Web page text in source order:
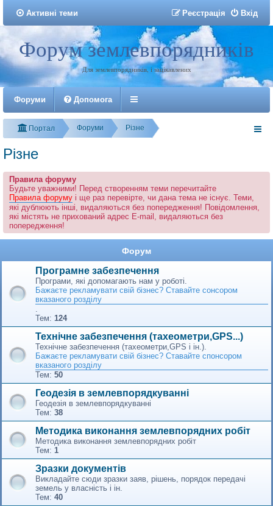
Активні теми Вхід
Реєстрація
Реєстрація
Форум землевпорядників
Для землевпорядників, і зацікавлених
Форуми Допомога
Портал Форуми Різне
Різне
Правила форуму
Будьте уважними! Перед створенням теми перечитайте
Правила форуму і ще раз перевірте, чи дана тема не існує. Теми,
які дублюють інші, видаляються без попередження! Повідомлення,
які містять не прихований адрес E-mail, видаляються без
попередження!
Форум
Програмне забезпечення
Програми, які допомагають нам у роботі.
Бажаєте рекламувати свій бізнес? Ставайте сонсором
вказаного розділу
Тем: 124
Технічне забезпечення (тахеометри,GPS...)
Технічне забезпечення (тахеометри,GPS і ін.).
Бажаєте рекламувати свій бізнес? Ставайте спонсором
вказаного розділу
Тем: 50
Геодезія в землевпорядкуванні
Геодезія в землевпорядкуванні
Тем: 38
Методика виконання землевпорядних робіт
Методика виконання землевпорядних робіт
Тем: 1
Зразки документів
Викладайте сюди зразки заяв, рішень, порядок передачі
земель у власність і ін.
Тем: 40